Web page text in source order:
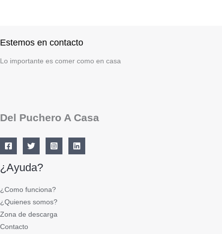
Estemos en contacto
Lo importante es comer como en casa
Del Puchero A Casa
¿Ayuda?
¿Como funciona?
¿Quienes somos?
Zona de descarga
Contacto